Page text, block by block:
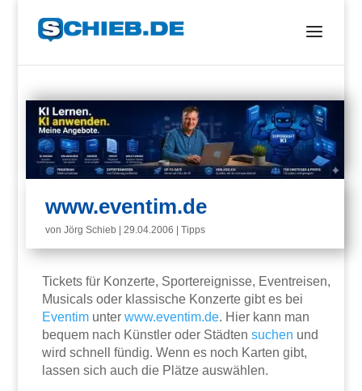
www.eventim.de
vonJörg Schieb |29.04.2006 |Tipps
Tickets für Konzerte, Sportereignisse, Eventreisen,
Musicals oder klassische Konzerte gibt es bei
Eventim unterwww.eventim.de. Hier kann man
bequem nach Künstler oder Städtensuchen und
wird schnell fündig. Wenn es noch Karten gibt,
lassen sich auch die Plätze auswählen.